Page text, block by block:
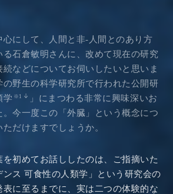
にして、人間と非-人間とのあり方
る石倉敏明さんに、改めて現在の研究
などについてお伺いしたいと思いま
野生の科学研究所で行われた公開研
学 ※1
」にまつわる非常に興味深いお
今一度この「外臓」という概念につ
だけますでしょうか。
を初めてお話ししたのは、ご指摘いた
ンス 可食性の人類学」という研究会の
に至るまでに、実は二つの体験的な